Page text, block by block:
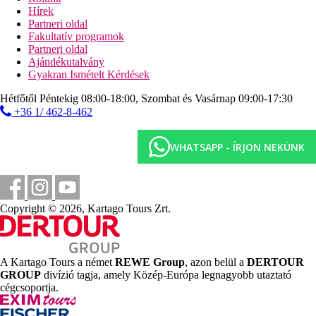
Sport és szórakozás térítés ellenében
wellness-részleg (belépés 18 éves kortól)
szauna
hammam
fitneszterem
teniszpálya
golfpálya a közelben
vízi sportok a strandon
All Inclusive: minden étkezés büférendszerben, helyi
alkoholos és alkoholmentes italok az egyes bárok
nyitvatartása szerint, napközben snack-ételek. Az All
Inclusive szállodák szolgáltatásai bizonyos részletekben
szállodánként eltérhetnek.
Szálláshely besorolás
Az adott ország hivatalos besorolása: 4*.
Távolságok
Hírek
Partneri oldal
Fakultatív programok
Partneri oldal
Ajándékutalvány
Gyakran Ismételt Kérdések
Hétfőtől Péntekig 08:00-18:00, Szombat és Vasárnap 09:00-17:30
+36 1/ 462-8-462
WHATSAPP - ÍRJON NEKÜNK
Copyright © 2026, Kartago Tours Zrt.
A Kartago Tours a német REWE Group, azon belül a DERTOUR
GROUP divízió tagja, amely Közép-Európa legnagyobb utaztató
cégcsoportja.